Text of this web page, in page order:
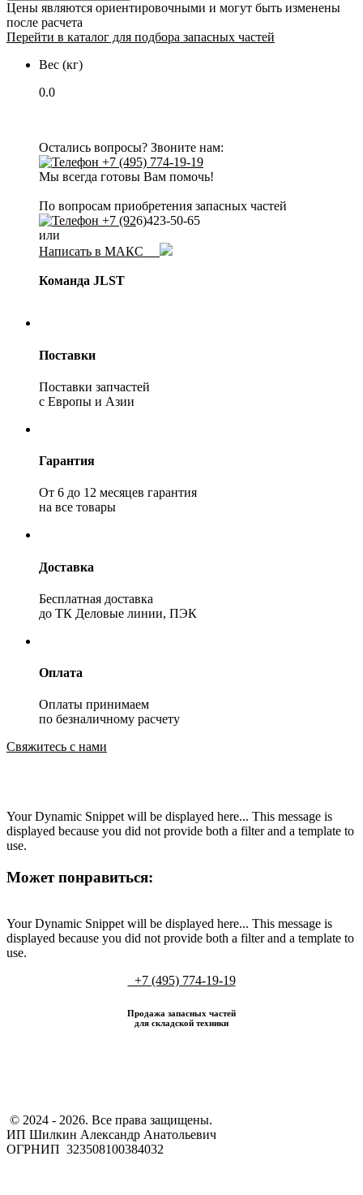
Цены являются ориентировочными и могут быть изменены
после расчета
Перейти в каталог для подбора запасных частей
Вес (кг)
0.0
Остались вопросы? Звоните нам:
+7 (495) 774-19-19
Мы всегда готовы Вам помочь!
По вопросам приобретения запасных частей
+7 (926)423-50-65
или
Написать в МАКС
Команда JLST
Поставки
Поставки запчастей
с Европы и Азии
Гарантия
От 6 до 12 месяцев гарантия
на все товары
Доставка
Бесплатная доставка
до ТК Деловые линии, ПЭК
Оплата
Оплаты принимаем
по безналичному расчету
Свяжитесь с нами
Your Dynamic Snippet will be displayed here... This message is
displayed because you did not provide both a filter and a template to
use.
Может понравиться:
Your Dynamic Snippet will be displayed here... This message is
displayed because you did not provide both a filter and a template to
use.
+7 (495) 774-19-19
Продажа запасных частей
для складской техники
​ © 2024 - 2026. Все права защищены.
ИП Шилкин Александр Анатольевич
ОГРНИП 323508100384032